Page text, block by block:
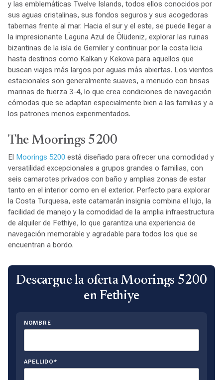
y las emblemáticas Twelve Islands, todos ellos conocidos por
sus aguas cristalinas, sus fondos seguros y sus acogedoras
tabernas frente al mar. Hacia el sur y el este, se puede llegar a
la impresionante Laguna Azul de Ölüdeniz, explorar las ruinas
bizantinas de la isla de Gemiler y continuar por la costa licia
hasta destinos como Kalkan y Kekova para aquellos que
buscan viajes más largos por aguas más abiertas. Los vientos
estacionales son generalmente suaves, a menudo con brisas
marinas de fuerza 3-4, lo que crea condiciones de navegación
cómodas que se adaptan especialmente bien a las familias y a
los patrones menos experimentados.
The Moorings 5200
El Moorings 5200 está diseñado para ofrecer una comodidad y
versatilidad excepcionales a grupos grandes o familias, con
seis camarotes privados con baño y amplias zonas de estar
tanto en el interior como en el exterior. Perfecto para explorar
la Costa Turquesa, este catamarán insignia combina el lujo, la
facilidad de manejo y la comodidad de la amplia infraestructura
de alquiler de Fethiye, lo que garantiza una experiencia de
navegación memorable y agradable para todos los que se
encuentran a bordo.
Descargue la oferta Moorings 5200
en Fethiye
NOMBRE
APELLIDO*